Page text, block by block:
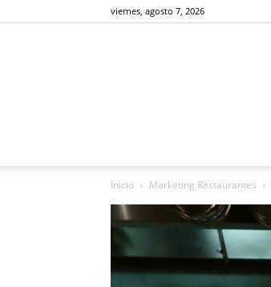
viernes, agosto 7, 2026
Inicio Marketing Restaurantes